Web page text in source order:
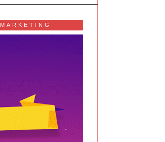
MARKETING